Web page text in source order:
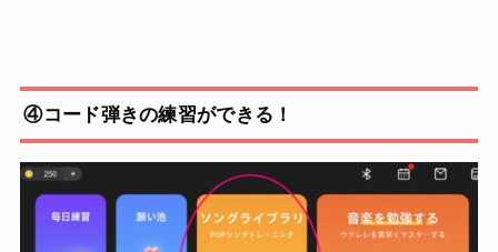
④コード弾きの練習ができる！